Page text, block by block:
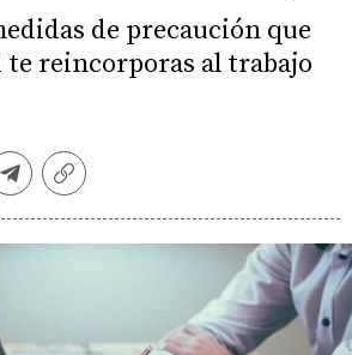
de precaución que
te reincorporas al trabajo
TelegramCopiar